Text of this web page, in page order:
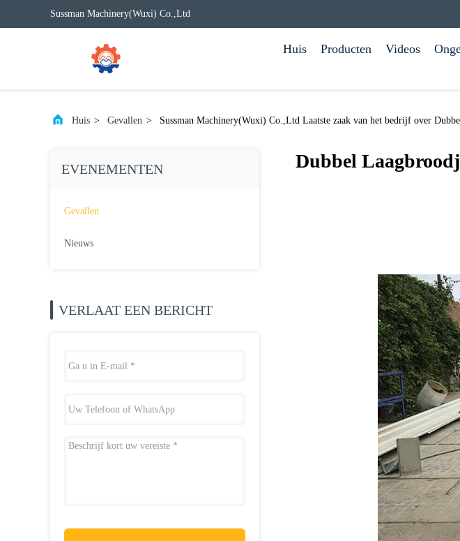
Sussman Machinery(Wuxi) Co.,Ltd
Huis Producten Videos
Huis > Gevallen > Sussman Machinery(Wuxi) Co.,Ltd Laatste zaak van het bedrijf over
EVENEMENTEN
Gevallen
Nieuws
VERLAAT EEN BERICHT
Dubbel